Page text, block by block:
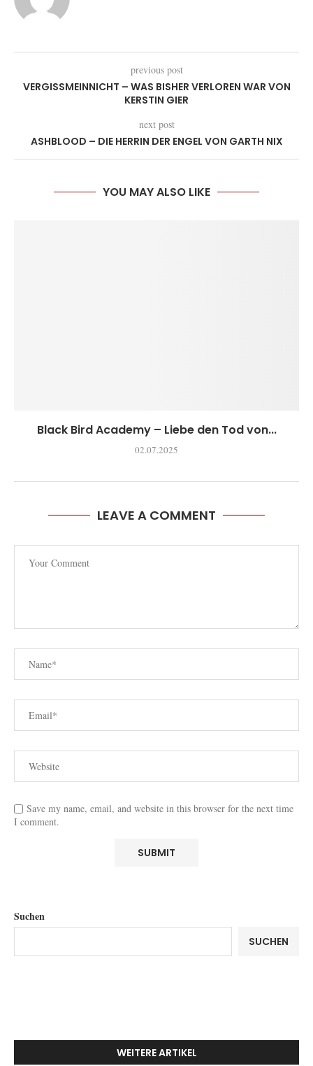
previous post
VERGISSMEINNICHT – WAS BISHER VERLOREN WAR VON
KERSTIN GIER
next post
ASHBLOOD – DIE HERRIN DER ENGEL VON GARTH NIX
YOU MAY ALSO LIKE
Black Bird Academy – Liebe den Tod von...
02.07.2025
LEAVE A COMMENT
Save my name, email, and website in this browser for the next time
I comment.
Suchen
SUCHEN
WEITERE ARTIKEL